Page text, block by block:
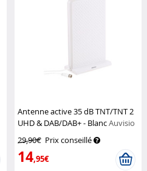
Antenne active 35 dB TNT/TNT 2
UHD & DAB/DAB+ - BlancAuvisio
29,90€ Prix conseillé
14,95€